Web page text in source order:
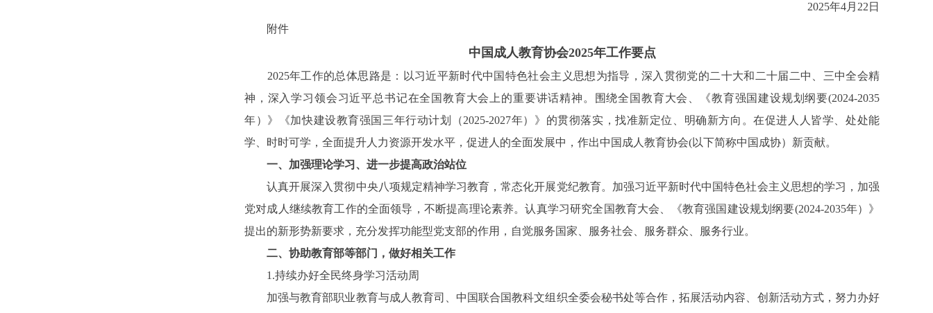
2025年4月22日
附件
中国成人教育协会2025年工作要点
2025年工作的总体思路是：以习近平新时代中国特色社会主义思想为指导，深入贯彻党的二十大和二十届二中、三中全会精
神，深入学习领会习近平总书记在全国教育大会上的重要讲话精神。围绕全国教育大会、《教育强国建设规划纲要(2024-2035
年）》《加快建设教育强国三年行动计划（2025-2027年）》的贯彻落实，找准新定位、明确新方向。在促进人人皆学、处处能
学、时时可学，全面提升人力资源开发水平，促进人的全面发展中，作出中国成人教育协会(以下简称中国成协）新贡献。
一、加强理论学习、进一步提高政治站位
认真开展深入贯彻中央八项规定精神学习教育，常态化开展党纪教育。加强习近平新时代中国特色社会主义思想的学习，加强
党对成人继续教育工作的全面领导，不断提高理论素养。认真学习研究全国教育大会、《教育强国建设规划纲要(2024-2035年）》
提出的新形势新要求，充分发挥功能型党支部的作用，自觉服务国家、服务社会、服务群众、服务行业。
二、协助教育部等部门，做好相关工作
1.持续办好全民终身学习活动周
加强与教育部职业教育与成人教育司、中国联合国教科文组织全委会秘书处等合作，拓展活动内容、创新活动方式，努力办好